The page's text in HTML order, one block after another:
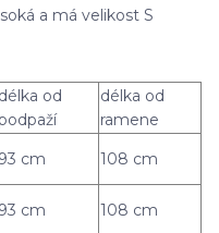
a má velikost S
délka od
délka od
ramene
93 cm 108 cm
93 cm 108 cm